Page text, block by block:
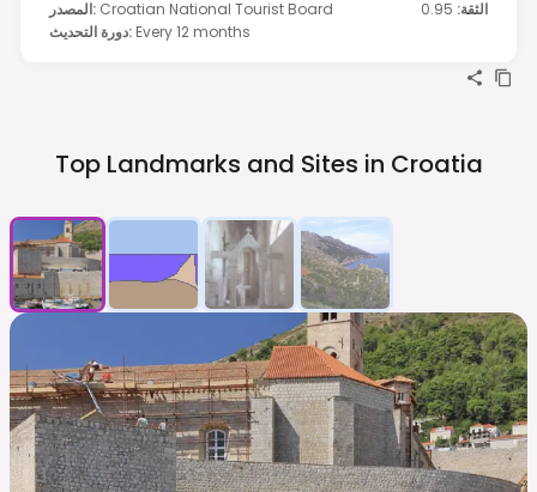
المصدر: Croatian National Tourist Board الثقة:
0.95
دورة التحديث: Every 12 months
Top Landmarks and Sites in Croatia